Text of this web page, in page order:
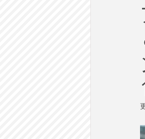
英語で学